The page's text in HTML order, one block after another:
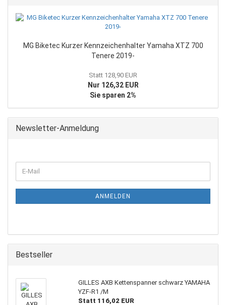
MG Biketec Kurzer Kennzeichenhalter Yamaha XTZ 700
Tenere 2019-
Statt 128,90 EUR
Nur 126,32 EUR
Sie sparen 2%
Newsletter-Anmeldung
ZUR
E-
Mail
ANMELDEN
Bestseller
GILLES AXB Kettenspanner schwarz YAMAHA
YZF-R1 /M
Statt 116,02 EUR